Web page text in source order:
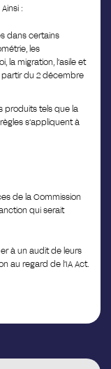
:
dans certains
les
la migration, l’asile et
partir du 2 décembre
produits tels que la
s’appliquent à
de la Commission
qui serait
à un audit de leurs
au regard de l’IA Act.